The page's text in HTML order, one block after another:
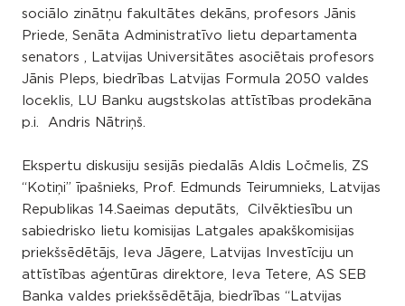
sociālo zinātņu fakultātes dekāns, profesors Jānis
Priede, Senāta Administratīvo lietu departamenta
senators , Latvijas Universitātes asociētais profesors
Jānis Pleps, biedrības Latvijas Formula 2050 valdes
loceklis, LU Banku augstskolas attīstības prodekāna
p.i. Andris Nātriņš.
Ekspertu diskusiju sesijās piedalās Aldis Ločmelis, ZS
“Kotiņi” īpašnieks, Prof. Edmunds Teirumnieks, Latvijas
Republikas 14.Saeimas deputāts, Cilvēktiesību un
sabiedrisko lietu komisijas Latgales apakškomisijas
priekšsēdētājs, Ieva Jāgere, Latvijas Investīciju un
attīstības aģentūras direktore, Ieva Tetere, AS SEB
Banka valdes priekšsēdētāja, biedrības “Latvijas